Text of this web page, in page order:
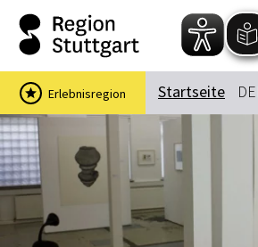
Zum
Zur
Zur
Zum
Suchbegriff
Das könnte Sie interessieren
Stadtführungen
Startseite
Erlebnisregion